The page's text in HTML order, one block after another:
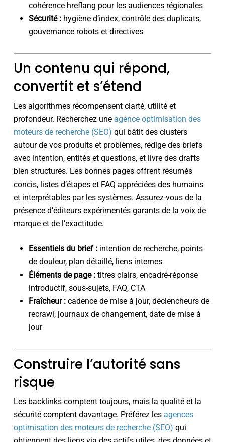
cohérence hreflang pour les audiences régionales
Sécurité :hygiène d’index, contrôle des duplicats,
gouvernance robots et directives
Un contenu qui répond,
convertit et s’étend
Les algorithmes récompensent clarté, utilité et
profondeur. Recherchez une agence optimisation des
moteurs de recherche (SEO) qui bâtit des clusters
autour de vos produits et problèmes, rédige des briefs
avec intention, entités et questions, et livre des drafts
bien structurés. Les bonnes pages offrent résumés
concis, listes d’étapes et FAQ appréciées des humains
et interprétables par les systèmes. Assurez-vous de la
présence d’éditeurs expérimentés garants de la voix de
marque et de l’exactitude.
Essentiels du brief :intention de recherche, points
de douleur, plan détaillé, liens internes
Éléments de page :titres clairs, encadré-réponse
introductif, sous-sujets, FAQ, CTA
Fraîcheur :cadence de mise à jour, déclencheurs de
recrawl, journaux de changement, date de mise à
jour
Construire l’autorité sans
risque
Les backlinks comptent toujours, mais la qualité et la
sécurité comptent davantage. Préférez les agences
optimisation des moteurs de recherche (SEO) qui